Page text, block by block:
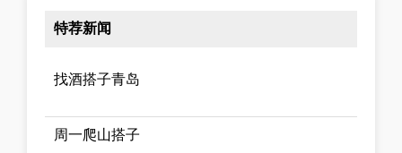
特荐新闻
找酒搭子青岛
周一爬山搭子